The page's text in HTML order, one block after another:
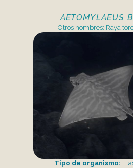
AETOMYLAEUS
Otros nombres: Raya
Tipo de organismo: